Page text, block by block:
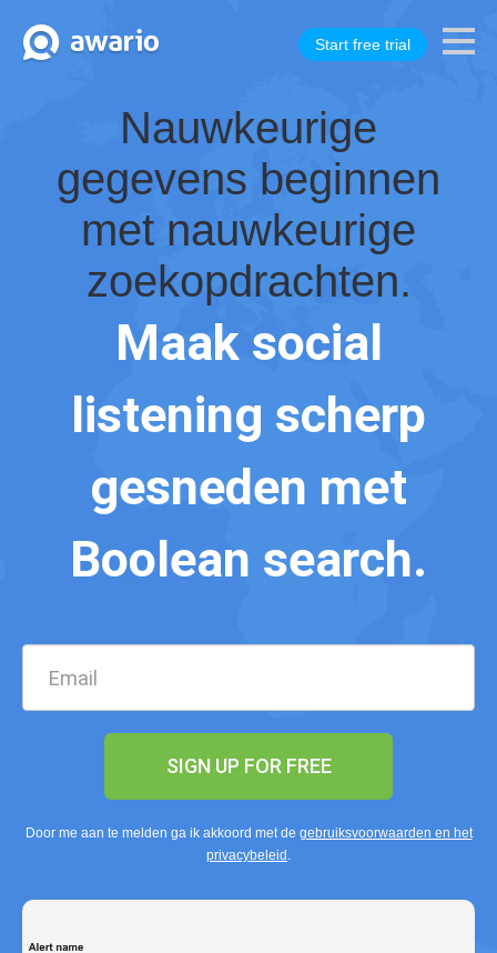
Start free trial
Nauwkeurige
gegevens beginnen
met nauwkeurige
zoekopdrachten.
Maak social
listening scherp
gesneden met
Boolean search.
SIGN UP FOR FREE
Door me aan te melden ga ik akkoord met de gebruiksvoorwaarden en het
privacybeleid .